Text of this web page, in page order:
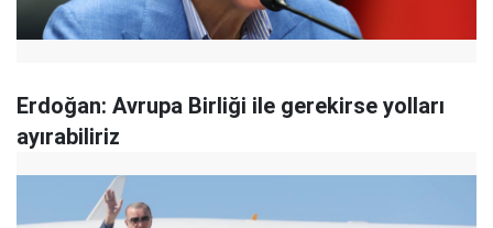
Erdoğan: Avrupa Birliği ile gerekirse yolları
ayırabiliriz